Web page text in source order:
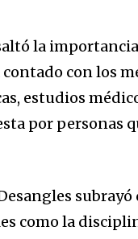
la
con los
estudios
por personas
como la